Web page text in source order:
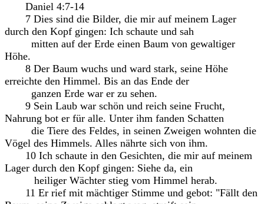
Daniel 4:7-14
7 Dies sind die Bilder, die mir auf meinem Lager
durch den Kopf gingen: Ich schaute und sah
mitten auf der Erde einen Baum von gewaltiger
Höhe.
8 Der Baum wuchs und ward stark, seine Höhe
erreichte den Himmel. Bis an das Ende der
ganzen Erde war er zu sehen.
9 Sein Laub war schön und reich seine Frucht,
Nahrung bot er für alle. Unter ihm fanden Schatten
die Tiere des Feldes, in seinen Zweigen wohnten die
Vögel des Himmels. Alles nährte sich von ihm.
10 Ich schaute in den Gesichten, die mir auf meinem
Lager durch den Kopf gingen: Siehe da, ein
heiliger Wächter stieg vom Himmel herab.
11 Er rief mit mächtiger Stimme und gebot: "Fällt den